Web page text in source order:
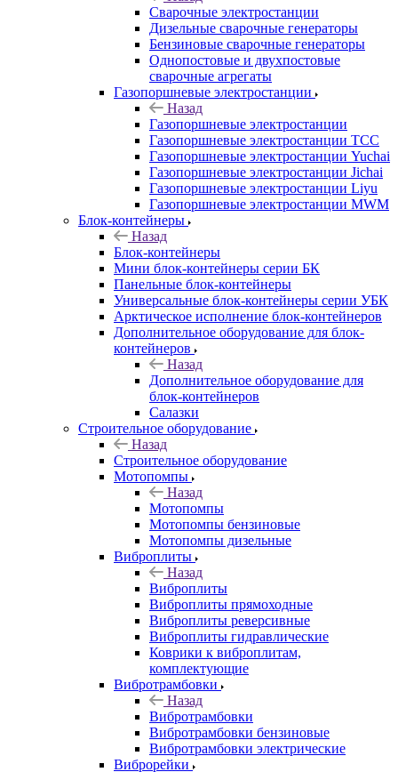
Сварочные электростанции
Дизельные сварочные генераторы
Бензиновые сварочные генераторы
Однопостовые и двухпостовые
сварочные агрегаты
Газопоршневые электростанции
Назад
Газопоршневые электростанции
Газопоршневые электростанции ТСС
Газопоршневые электростанции Yuchai
Газопоршневые электростанции Jichai
Газопоршневые электростанции Liyu
Газопоршневые электростанции MWM
Блок-контейнеры
Назад
Блок-контейнеры
Мини блок-контейнеры серии БК
Панельные блок-контейнеры
Универсальные блок-контейнеры серии УБК
Арктическое исполнение блок-контейнеров
Дополнительное оборудование для блок-
контейнеров
Назад
Дополнительное оборудование для
блок-контейнеров
Салазки
Строительное оборудование
Назад
Строительное оборудование
Мотопомпы
Назад
Мотопомпы
Мотопомпы бензиновые
Мотопомпы дизельные
Виброплиты
Назад
Виброплиты
Виброплиты прямоходные
Виброплиты реверсивные
Виброплиты гидравлические
Коврики к виброплитам,
комплектующие
Вибротрамбовки
Назад
Вибротрамбовки
Вибротрамбовки бензиновые
Вибротрамбовки электрические
Виброрейки